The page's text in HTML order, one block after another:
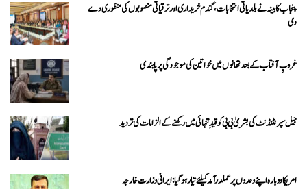
پنجاب کابینہ نے بلدیاتی انتخابات، گندم خریداری اور ترقیاتی منصوبوں کی منظوری دے
دی
غروبِ آفتاب کے بعد تھانوں میں خواتین کی موجودگی پر پابندی
جیل سپرنٹنڈنٹ کی بشریٰ بی بی کو قیدِ تنہائی میں رکھنے کے الزامات کی تردید
امریکا دوبارہ اپنے وعدوں پر عملدرآمد کیلئے تیار ہو گیا: ایرانی وزارت خارجہ